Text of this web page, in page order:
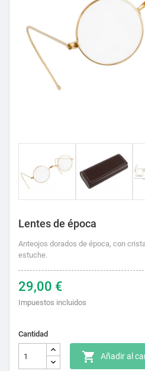
Lentes de época
Anteojos dorados de época, con
estuche.
29,00 €
Impuestos incluidos
Cantidad
 Añadir al